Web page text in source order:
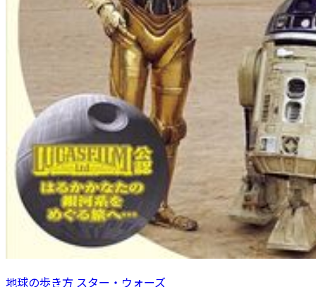
地球の歩き方 スター・ウォーズ